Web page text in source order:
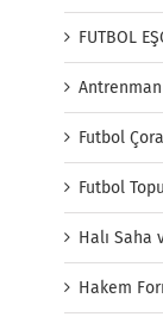
FUTBOL
Futbol
Futbol Topu
Halı Saha
Hakem